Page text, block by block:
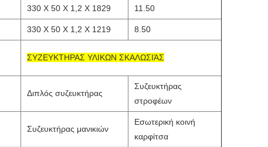
330 X 50 X 1,2 X 1829 11.50
330 X 50 X 1,2 X 1219 8.50
ΣΥΖΕΥΚΤΗΡΑΣ ΥΛΙΚΩΝ ΣΚΑΛΩΣΙΆΣ
Διπλός συζευκτήρας
Συζευκτήρας
στροφέων
Συζευκτήρας μανικιών
Εσωτερική κοινή
καρφίτσα